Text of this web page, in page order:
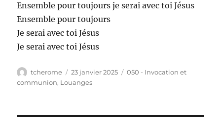
Ensemble pour toujours je serai avec toi Jésus
Ensemble pour toujours
Je serai avec toi Jésus
Je serai avec toi Jésus
Auteur
tcherome
Publié
le
23 janvier 2025 Catégories
050 - Invocation et
communion, Louanges